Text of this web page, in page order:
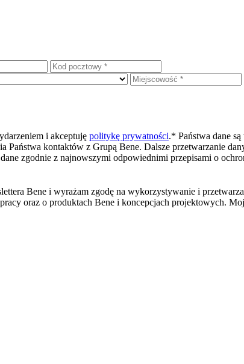
i akceptuję politykę prywatności.* Państwa dane
kontaktów z Grupą Bene. Dalsze przetwarzanie
zgodnie z najnowszymi odpowiednimi przepisami o
Bene i wyrażam zgodę na wykorzystywanie i
oraz o produktach Bene i koncepcjach projektowych.